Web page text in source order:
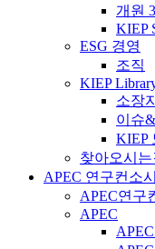
개원
KIEP
ESG 경영
조직
KIEP
소장
이슈
KIEP
찾아오시는
APEC 연구컨소
APEC연구
APEC